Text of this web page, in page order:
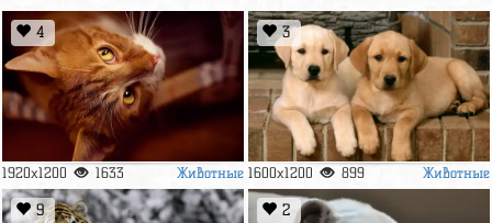
4
1920x1200 1633 Животные
3
1600x1200 899 Животные
9 2